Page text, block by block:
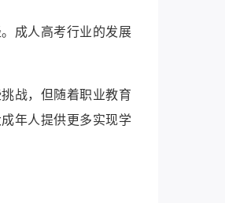
成人高考行业的发展
战，但随着职业教育
年人提供更多实现学